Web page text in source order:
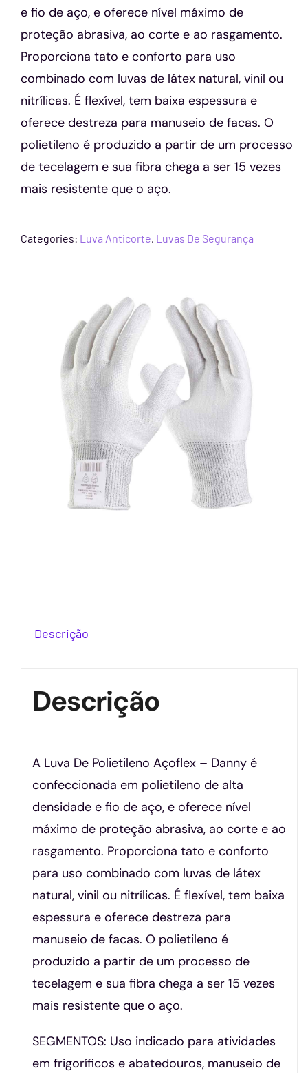
e fio de aço, e oferece nível máximo de
proteção abrasiva, ao corte e ao rasgamento.
Proporciona tato e conforto para uso
combinado com luvas de látex natural, vinil ou
nitrílicas. É flexível, tem baixa espessura e
oferece destreza para manuseio de facas. O
polietileno é produzido a partir de um processo
de tecelagem e sua fibra chega a ser 15 vezes
mais resistente que o aço.
Categories: Luva Anticorte, Luvas De Segurança
Descrição
Descrição
A Luva De Polietileno Açoflex – Danny é
confeccionada em polietileno de alta
densidade e fio de aço, e oferece nível
máximo de proteção abrasiva, ao corte e ao
rasgamento. Proporciona tato e conforto
para uso combinado com luvas de látex
natural, vinil ou nitrílicas. É flexível, tem baixa
espessura e oferece destreza para
manuseio de facas. O polietileno é
produzido a partir de um processo de
tecelagem e sua fibra chega a ser 15 vezes
mais resistente que o aço.
SEGMENTOS: Uso indicado para atividades
em frigoríficos e abatedouros, manuseio de